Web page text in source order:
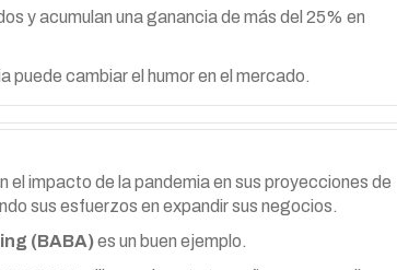
y acumulan una ganancia de más del 25% en
puede cambiar el humor en el mercado.
impacto de la pandemia en sus proyecciones de
sus esfuerzos en expandir sus negocios.
(BABA)es un buen ejemplo.